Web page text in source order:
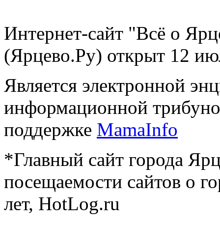
Интернет-сайт "Всё о
(Ярцево.Ру) открыт 12
Является электронной
информационной
поддержке MamaInfo
*Главный сайт города
посещаемости сайтов о
лет, HotLog.ru